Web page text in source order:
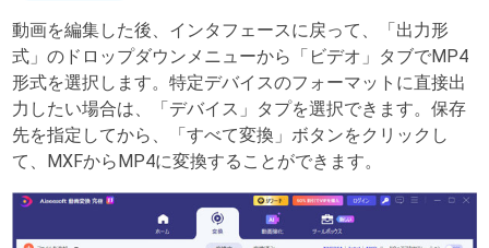
動画を編集した後、インタフェースに戻って、「出力形
式」のドロップダウンメニューから「ビデオ」タブでMP4
形式を選択します。特定デバイスのフォーマットに直接出
力したい場合は、「デバイス」タプを選択できます。保存
先を指定してから、「すべて変換」ボタンをクリックし
て、MXFからMP4に変換することができます。